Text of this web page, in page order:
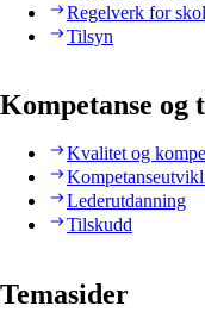
Regelverk for
Tilsyn
Kompetanse og
Kvalitet og
Lederutdanning
Tilskudd
Temasider